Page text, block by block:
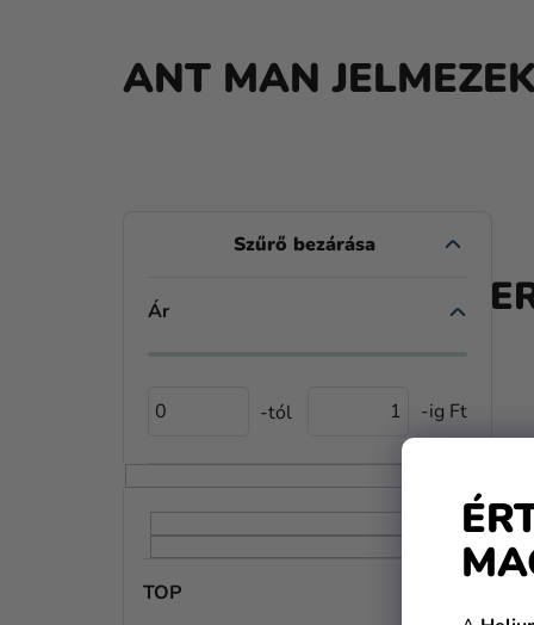
ANT MAN
D
Ó
N
Ár
0 1
TOP
A